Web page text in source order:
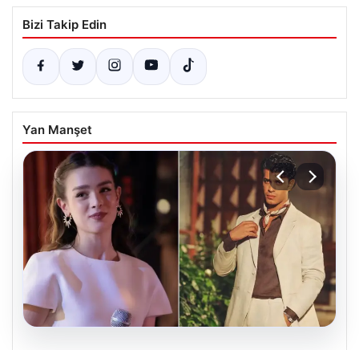
Bizi Takip Edin
Yan Manşet